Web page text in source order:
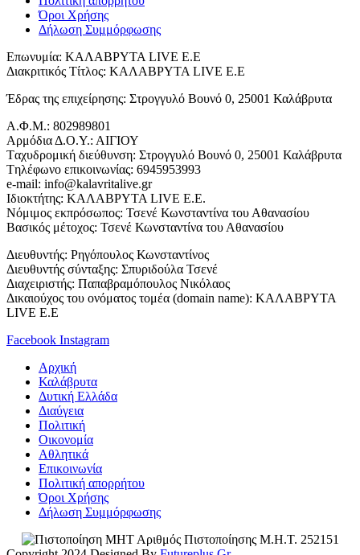
Όροι Χρήσης
Δήλωση Συμμόρφωσης
Επωνυμία: ΚΑΛΑΒΡΥΤΑ LIVE Ε.Ε
Διακριτικός Τίτλος: ΚΑΛΑΒΡΥΤΑ LIVE E.E
Έδρας της επιχείρησης: Στρογγυλό Βουνό 0, 25001 Καλάβρυτα
Α.Φ.Μ.: 802989801
Αρμόδια Δ.Ο.Υ.: ΑΙΓΙΟΥ
Tαχυδρομική διεύθυνση: Στρογγυλό Βουνό 0, 25001 Καλάβρυτα
Tηλέφωνο επικοινωνίας: 6945953993
e-mail: info@kalavritalive.gr
Iδιοκτήτης: ΚΑΛΑΒΡΥΤΑ LIVE E.E.
Νόμιμος εκπρόσωπος: Τσενέ Κωνσταντίνα του Αθανασίου
Βασικός μέτοχος: Τσενέ Κωνσταντίνα του Αθανασίου
Διευθυντής: Ρηγόπουλος Κωνσταντίνος
Διευθυντής σύνταξης: Σπυριδούλα Τσενέ
Διαχειριστής: Παπαβραμόπουλος Νικόλαος
Δικαιούχος του ονόματος τομέα (domain name): ΚΑΛΑΒΡΥΤΑ
LIVE E.E
Facebook Instagram
Αρχική
Καλάβρυτα
Δυτική Ελλάδα
Διαύγεια
Πολιτική
Οικονομία
Αθλητικά
Επικοινωνία
Πολιτική απορρήτου
Όροι Χρήσης
Δήλωση Συμμόρφωσης
Αριθμός Πιστοποίησης Μ.Η.Τ. 252151